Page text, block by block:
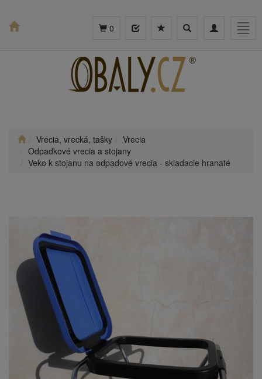
Toggle
Toggle
0
Vrecia, vrecká, tašky
Vrecia
Odpadkové vrecia a stojany
Veko k stojanu na odpadové vrecia - skladacie hranaté